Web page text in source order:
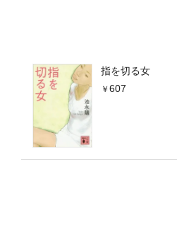
指を切る女
607